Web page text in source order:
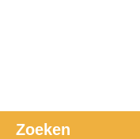
Zoeken